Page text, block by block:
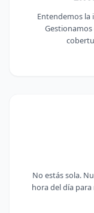
Entendemos
No estás sola.
hora del día